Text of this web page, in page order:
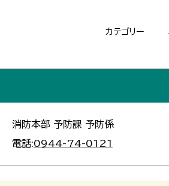
カテゴリー
消防本部 予防課 予防係
電話:0944-74-0121